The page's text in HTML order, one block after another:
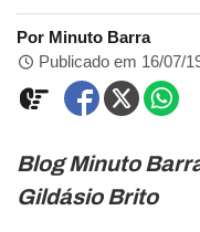
Por Minuto Barra
Publicado em 16/07/
Blog Minuto
Gildásio Brito